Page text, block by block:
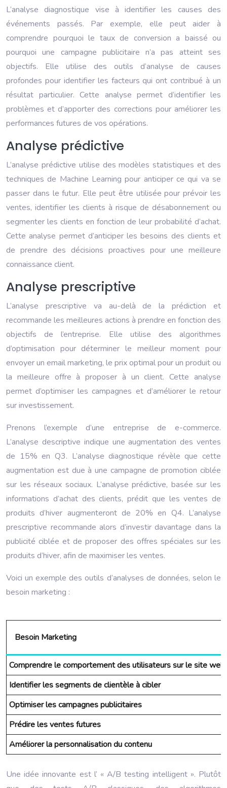
L’analyse diagnostique vise à identifier les causes des
événements passés. Par exemple, elle peut aider à
comprendre pourquoi le taux de conversion a baissé ou
pourquoi une campagne publicitaire n’a pas atteint ses
objectifs. Elle utilise des outils d’analyse de causes
profondes pour identifier les facteurs qui ont contribué à un
résultat particulier. Cette analyse permet d’identifier les
problèmes et d’apporter des corrections pour améliorer les
performances futures de vos opérations.
Analyse prédictive
L’analyse prédictive utilise des modèles statistiques et des
techniques de Machine Learning pour anticiper ce qui va se
passer dans le futur. Elle peut être utilisée pour prévoir les
ventes, identifier les clients à risque de désabonnement ou
segmenter les clients en fonction de leur probabilité d’achat.
Cette analyse permet d’anticiper les besoins des clients et
de prendre des décisions proactives pour une meilleure
connaissance client.
Analyse prescriptive
L’analyse prescriptive va au-delà de la prédiction et
recommande les meilleures actions à prendre en fonction des
objectifs de l’entreprise. Elle utilise des algorithmes
d’optimisation pour déterminer le meilleur moment pour
envoyer un email marketing, le prix optimal pour un produit ou
la meilleure offre à proposer à un client. Cette analyse
permet d’optimiser les campagnes et d’améliorer le retour
sur investissement.
Prenons l’exemple d’une entreprise de e-commerce.
L’analyse descriptive indique une augmentation des ventes
de 15% en Q3. L’analyse diagnostique révèle que cette
augmentation est due à une campagne de promotion ciblée
sur les réseaux sociaux. L’analyse prédictive, basée sur les
informations d’achat des clients, prédit que les ventes de
produits d’hiver augmenteront de 20% en Q4. L’analyse
prescriptive recommande alors d’investir davantage dans la
publicité ciblée et de proposer des offres spéciales sur les
produits d’hiver, afin de maximiser les ventes.
Voici un exemple des outils d’analyses de données, selon le
besoin marketing :
Besoin Marketing
Comprendre le comportement des utilisateurs sur le site web
Identifier les segments de clientèle à cibler
Optimiser les campagnes publicitaires
Prédire les ventes futures
Améliorer la personnalisation du contenu
Une idée innovante est l’ « A/B testing intelligent ». Plutôt